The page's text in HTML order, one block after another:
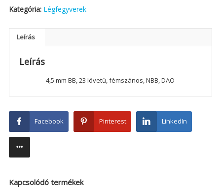
Kategória: Légfegyverek
Leírás
Leírás
4,5 mm BB, 23 lövetű, fémszános, NBB, DAO
Facebook Pinterest LinkedIn
Kapcsolódó termékek